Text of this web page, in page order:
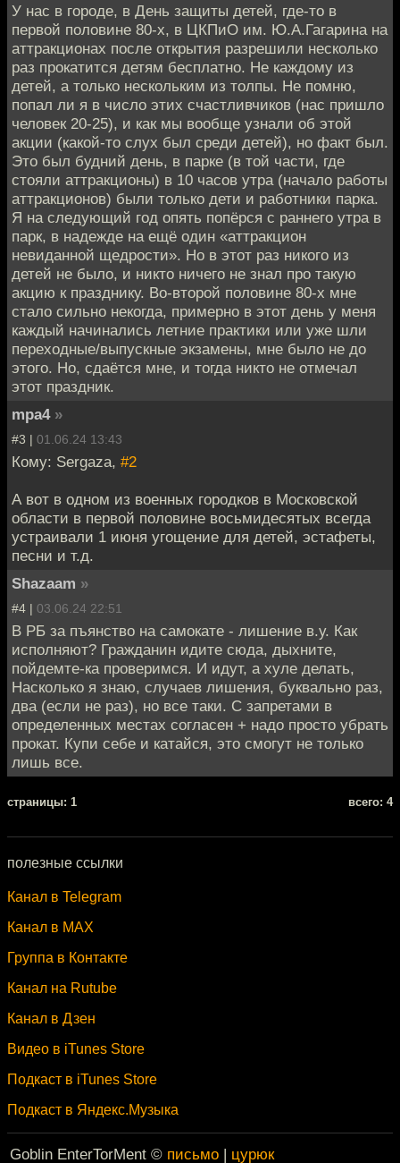
У нас в городе, в День защиты детей, где-то в
первой половине 80-х, в ЦКПиО им. Ю.А.Гагарина на
аттракционах после открытия разрешили несколько
раз прокатится детям бесплатно. Не каждому из
детей, а только нескольким из толпы. Не помню,
попал ли я в число этих счастливчиков (нас пришло
человек 20-25), и как мы вообще узнали об этой
акции (какой-то слух был среди детей), но факт был.
Это был будний день, в парке (в той части, где
стояли аттракционы) в 10 часов утра (начало работы
аттракционов) были только дети и работники парка.
Я на следующий год опять попёрся с раннего утра в
парк, в надежде на ещё один «аттракцион
невиданной щедрости». Но в этот раз никого из
детей не было, и никто ничего не знал про такую
акцию к празднику. Во-второй половине 80-х мне
стало сильно некогда, примерно в этот день у меня
каждый начинались летние практики или уже шли
переходные/выпускные экзамены, мне было не до
этого. Но, сдаётся мне, и тогда никто не отмечал
этот праздник.
mpa4 »
#3 | 01.06.24 13:43
Кому: Sergaza, #2
А вот в одном из военных городков в Московской
области в первой половине восьмидесятых всегда
устраивали 1 июня угощение для детей, эстафеты,
песни и т.д.
Shazaam »
#4 | 03.06.24 22:51
В РБ за пъянство на самокате - лишение в.у. Как
исполняют? Гражданин идите сюда, дыхните,
пойдемте-ка проверимся. И идут, а хуле делать,
Насколько я знаю, случаев лишения, буквально раз,
два (если не раз), но все таки. С запретами в
определенных местах согласен + надо просто убрать
прокат. Купи себе и катайся, это смогут не только
лишь все.
cтраницы: 1 всего: 4
полезные ссылки
Канал в Telegram
Канал в MAX
Группа в Контакте
Канал на Rutube
Канал в Дзен
Видео в iTunes Store
Подкаст в iTunes Store
Подкаст в Яндекс.Музыка
Goblin EnterTorMent © письмо | цурюк